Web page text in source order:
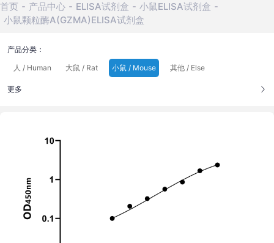
首页 产品中心 ELISA试剂盒
小鼠ELISA试剂盒
小鼠颗粒酶A(GZMA)ELISA试剂盒
产品分类：
人 / Human
大鼠 / Rat 小鼠 / Mouse 其他 / Else
更多